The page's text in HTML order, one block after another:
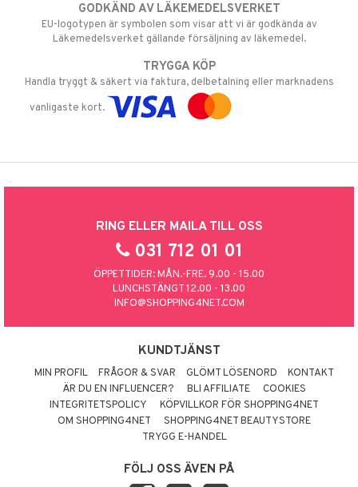
GODKÄND AV LÄKEMEDELSVERKET
EU-logotypen är symbolen som visar att vi är godkända av
Läkemedelsverket gällande försäljning av läkemedel.
TRYGGA KÖP
Handla tryggt & säkert via faktura, delbetalning eller marknadens
vanligaste kort.
RING ELLER MAILA TILL OSS
031 712 01 01
ÖPPETTIDER: MÅN.-FRE. 9.00 - 15.00
LUNCHSTÄNGT 12.00 - 13.00
INFO@SHOPPING4NET.COM
KUNDTJÄNST
MIN PROFIL FRÅGOR & SVAR GLÖMT LÖSENORD
KONTAKT
ÄR DU EN INFLUENCER?
BLI AFFILIATE
COOKIES
INTEGRITETSPOLICY
KÖPVILLKOR FÖR SHOPPING4NET
OM SHOPPING4NET
SHOPPING4NET BEAUTYSTORE
TRYGG E-HANDEL
FÖLJ OSS ÄVEN PÅ